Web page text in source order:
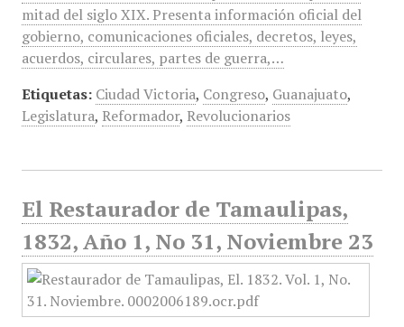
mitad del siglo XIX. Presenta información oficial del
gobierno, comunicaciones oficiales, decretos, leyes,
acuerdos, circulares, partes de guerra,…
Etiquetas: Ciudad Victoria, Congreso, Guanajuato,
Legislatura, Reformador, Revolucionarios
El Restaurador de Tamaulipas,
1832, Año 1, No 31, Noviembre 23